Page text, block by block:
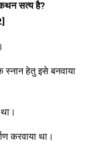
सत्य है?
स्नान हेतु इसे बनवाया
करवाया था।